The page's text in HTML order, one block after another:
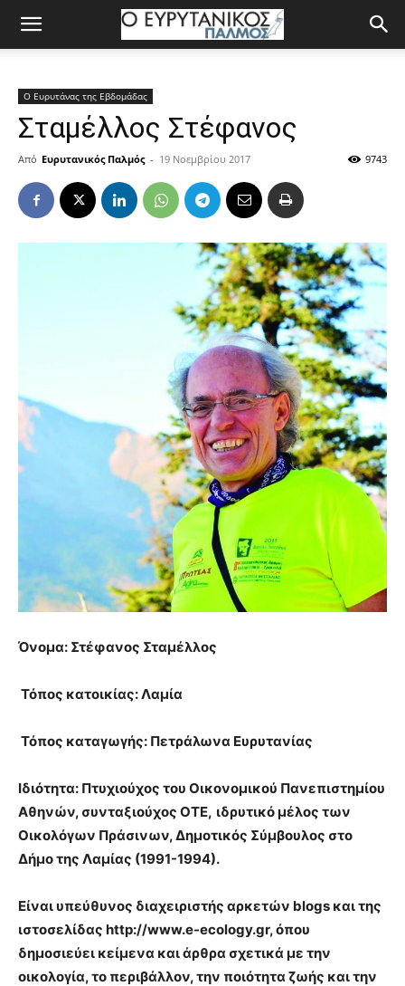
Ο Ευρυτάνας της Εβδομάδας
Σταμέλλος Στέφανος
Από Ευρυτανικός Παλμός - 19 Νοεμβρίου 2017 9743
Όνομα: Στέφανος Σταμέλλος
Τόπος κατοικίας: Λαμία
Τόπος καταγωγής: Πετράλωνα Ευρυτανίας
Ιδιότητα: Πτυχιούχος του Οικονομικού Πανεπιστημίου
Αθηνών, συνταξιούχος ΟΤΕ, ιδρυτικό μέλος των
Οικολόγων Πράσινων, Δημοτικός Σύμβουλος στο
Δήμο της Λαμίας (1991-1994).
Είναι υπεύθυνος διαχειριστής αρκετών blogs και της
ιστοσελίδας http://www.e-ecology.gr, όπου
δημοσιεύει κείμενα και άρθρα σχετικά με την
οικολογία, το περιβάλλον, την ποιότητα ζωής και την